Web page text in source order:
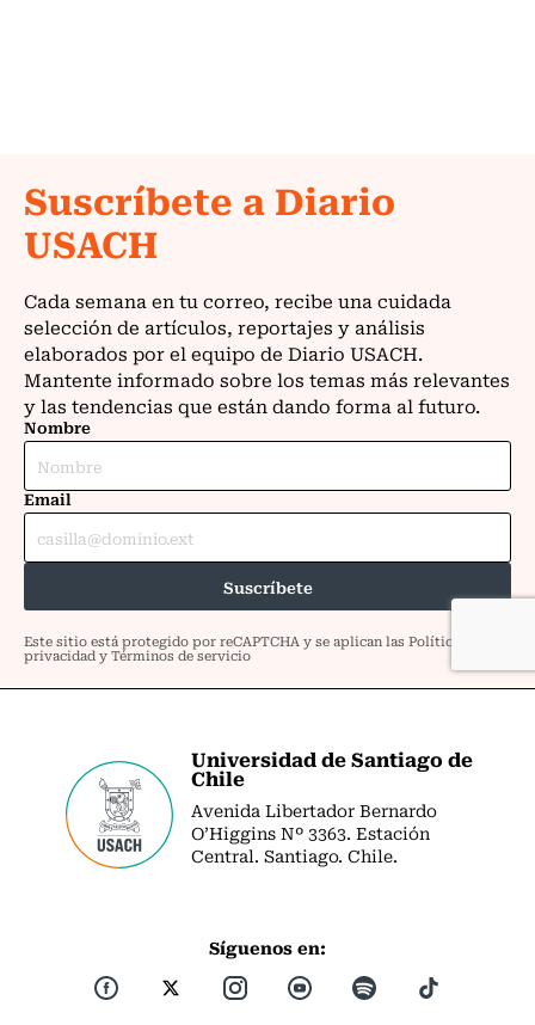
Universidad de Santiago de
Chile
Avenida Libertador Bernardo
O’Higgins Nº 3363. Estación
Central. Santiago. Chile.
Síguenos en: